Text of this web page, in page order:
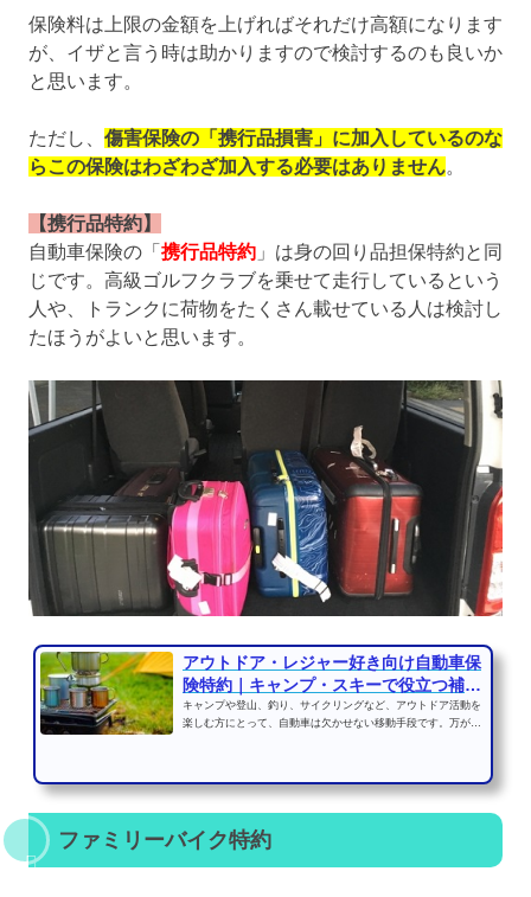
保険料は上限の金額を上げればそれだけ高額になります
が、イザと言う時は助かりますので検討するのも良いか
と思います。
ただし、 傷害保険の「携行品損害」に加入しているのな
らこの保険はわざわざ加入する必要はありません。
【携行品特約】
自動車保険の「 携行品特約 」は身の回り品担保特約と同
じです。高級ゴルフクラブを乗せて走行しているという
人や、トランクに荷物をたくさん載せている人は検討し
たほうがよいと思います。
アウトドア・レジャー好き向け自動車保
険特約｜キャンプ・スキーで役立つ補償
とは
キャンプや登山、釣り、サイクリングなど、アウトドア活動を
楽しむ方にとって、自動車は欠かせない移動手段です。万が一
ファミリーバイク特約